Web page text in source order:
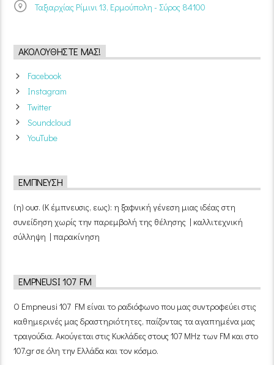
Ταξιαρχίας Ρίμινι 13, Ερμούπολη - Σύρος 84100
ΑΚΟΛΟΥΘΉΣΤΕ ΜΑΣ!
Facebook
Instagram
Twitter
Soundcloud
YouTube
ΈΜΠΝΕΥΣΗ
(η) ουσ. (Κ έμπνευσις, εως): η ξαφνική γένεση μιας ιδέας στη
συνείδηση χωρίς την παρεμβολή της θέλησης | καλλιτεχνική
σύλληψη | παρακίνηση
EMPNEUSI 107 FM
Ο Empneusi 107 FM είναι το ραδιόφωνο που μας συντροφεύει στις
καθημερινές μας δραστηριότητες, παίζοντας τα αγαπημένα μας
τραγούδια. Ακούγεται στις Κυκλάδες στους 107 MHz των FM και στο
107.gr σε όλη την Ελλάδα και τον κόσμο.